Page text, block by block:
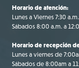
Horario de atención:
Lunes a Viernes 7:30
Sábados 8:00 a.m. a
Horario de recepción
Lunes a viernes de
Sábados de 8:00am a